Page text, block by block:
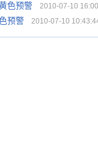
色预警 2010-07-10
预警 2010-07-10